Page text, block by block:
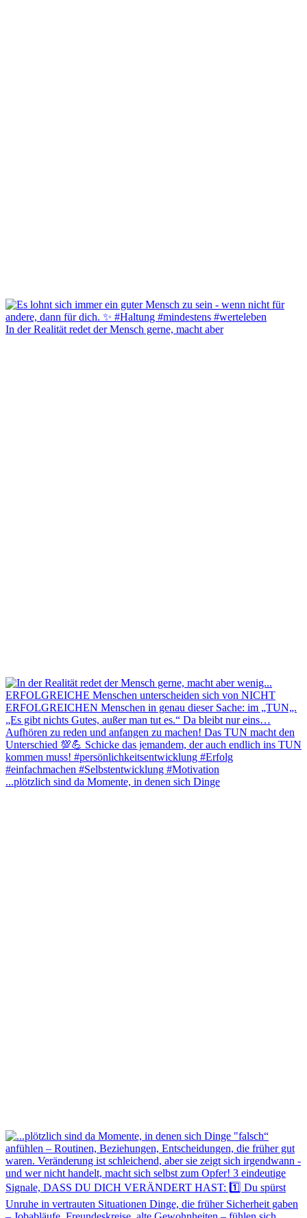
In der Realität redet der Mensch gerne, macht aber
...plötzlich sind da Momente, in denen sich Dinge